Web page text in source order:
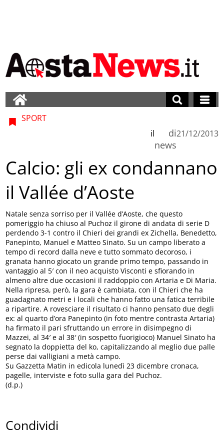
SPORT
di
news
il 21/12/2013
Calcio: gli ex condannano
il Vallée d’Aoste
Natale senza sorriso per il Vallée d’Aoste, che questo
pomeriggio ha chiuso al Puchoz il girone di andata di serie D
perdendo 3-1 contro il Chieri dei grandi ex Zichella, Benedetto,
Panepinto, Manuel e Matteo Sinato. Su un campo liberato a
tempo di record dalla neve e tutto sommato decoroso, i
granata hanno giocato un grande primo tempo, passando in
vantaggio al 5′ con il neo acquisto Visconti e sfiorando in
almeno altre due occasioni il raddoppio con Artaria e Di Maria.
Nella ripresa, però, la gara è cambiata, con il Chieri che ha
guadagnato metri e i locali che hanno fatto una fatica terribile
a ripartire. A rovesciare il risultato ci hanno pensato due degli
ex: al quarto d’ora Panepinto (in foto mentre contrasta Artaria)
ha firmato il pari sfruttando un errore in disimpegno di
Mazzei, al 34′ e al 38′ (in sospetto fuorigioco) Manuel Sinato ha
segnato la doppietta del ko, capitalizzando al meglio due palle
perse dai valligiani a metà campo.
Su Gazzetta Matin in edicola lunedì 23 dicembre cronaca,
pagelle, interviste e foto sulla gara del Puchoz.
(d.p.)
Condividi